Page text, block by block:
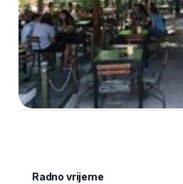
Radno vrijeme